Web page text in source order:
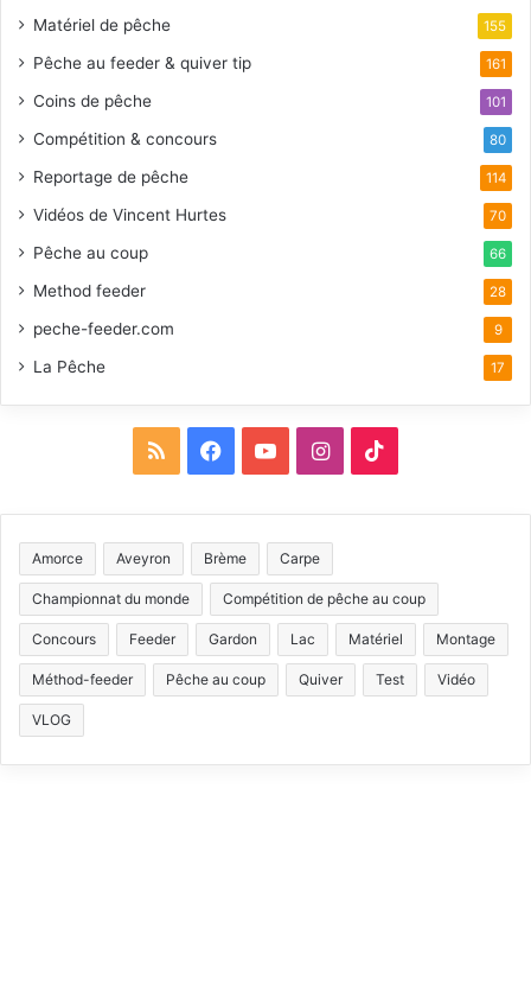
Matériel de pêche 155
Pêche au feeder & quiver tip 161
Coins de pêche 101
Compétition & concours 80
Reportage de pêche 114
Vidéos de Vincent Hurtes 70
Pêche au coup 66
Method feeder 28
peche-feeder.com 9
La Pêche 17
S
c
e
b
o
u
T
I
s
t
g
T
o
k
Amorce Aveyron Brème Carpe
Championnat du monde Compétition de pêche au coup
Concours Feeder Gardon Lac Matériel Montage
Méthod-feeder Pêche au coup Quiver Test Vidéo
VLOG